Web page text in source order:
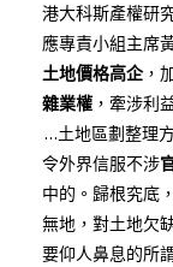
港大科斯產權研
應專責小組主席
土地價格高企，
雜業權 ，牽涉利
…土地區劃整理
令外界信服不涉
中的。歸根究底
無地，對土地欠
要仰人鼻息的所